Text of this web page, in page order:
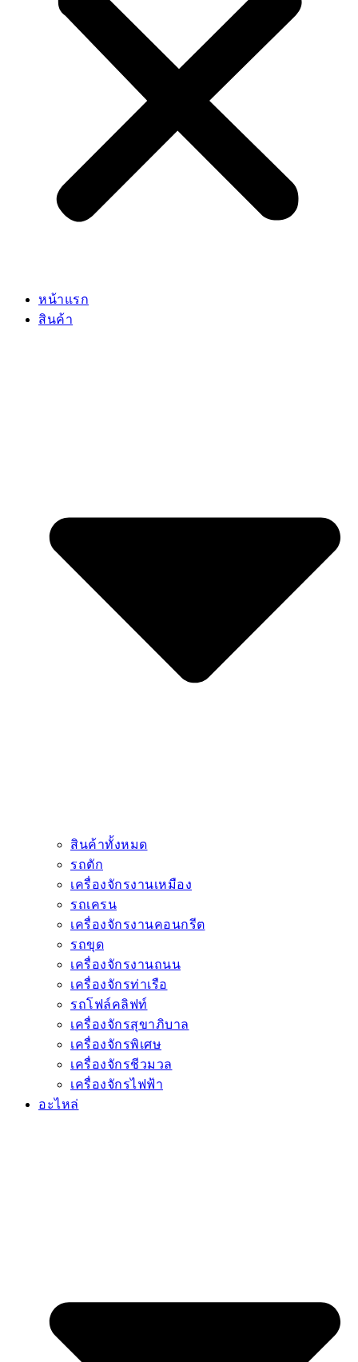
หน้าแรก
สินค้า
สินค้าทั้งหมด
รถตัก
เครื่องจักรงานเหมือง
รถเครน
เครื่องจักรงานคอนกรีต
รถขุด
เครื่องจักรงานถนน
เครื่องจักรท่าเรือ
รถโฟล์คลิฟท์
เครื่องจักรสุขาภิบาล
เครื่องจักรพิเศษ
เครื่องจักรชีวมวล
เครื่องจักรไฟฟ้า
อะไหล่